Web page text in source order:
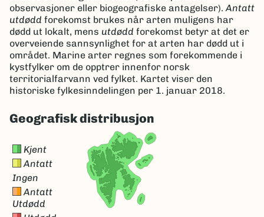
observasjoner eller biogeografiske antagelser).Antatt
utdødd forekomst brukes når arten muligens har
dødd ut lokalt, mens utdødd forekomst betyr at det er
overveiende sannsynlighet for at arten har dødd ut i
området. Marine arter regnes som forekommende i
kystfylker om de opptrer innenfor norsk
territorialfarvann ved fylket. Kartet viser den
historiske fylkesinndelingen per 1. januar 2018.
Geografisk distribusjon
Kjent
Antatt
Ingen
Antatt
Utdødd